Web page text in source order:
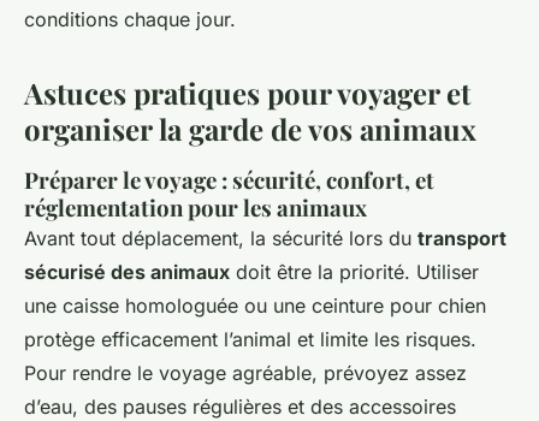
conditions chaque jour.
Astuces pratiques pour voyager et
organiser la garde de vos animaux
Préparer le voyage : sécurité, confort, et
réglementation pour les animaux
Avant tout déplacement, la sécurité lors du transport
sécurisé des animaux doit être la priorité. Utiliser
une caisse homologuée ou une ceinture pour chien
protège efficacement l’animal et limite les risques.
Pour rendre le voyage agréable, prévoyez assez
d’eau, des pauses régulières et des accessoires